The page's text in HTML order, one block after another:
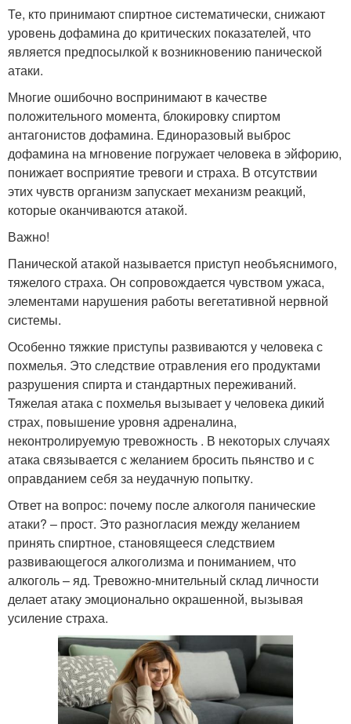
Те, кто принимают спиртное систематически, снижают
уровень дофамина до критических показателей, что
является предпосылкой к возникновению панической
атаки.
Многие ошибочно воспринимают в качестве
положительного момента, блокировку спиртом
антагонистов дофамина. Единоразовый выброс
дофамина на мгновение погружает человека в эйфорию,
понижает восприятие тревоги и страха. В отсутствии
этих чувств организм запускает механизм реакций,
которые оканчиваются атакой.
Важно!
Панической атакой называется приступ необъяснимого,
тяжелого страха. Он сопровождается чувством ужаса,
элементами нарушения работы вегетативной нервной
системы.
Особенно тяжкие приступы развиваются у человека с
похмелья. Это следствие отравления его продуктами
разрушения спирта и стандартных переживаний.
Тяжелая атака с похмелья вызывает у человека дикий
страх, повышение уровня адреналина,
неконтролируемую тревожность . В некоторых случаях
атака связывается с желанием бросить пьянство и с
оправданием себя за неудачную попытку.
Ответ на вопрос: почему после алкоголя панические
атаки? – прост. Это разногласия между желанием
принять спиртное, становящееся следствием
развивающегося алкоголизма и пониманием, что
алкоголь – яд. Тревожно-мнительный склад личности
делает атаку эмоционально окрашенной, вызывая
усиление страха.